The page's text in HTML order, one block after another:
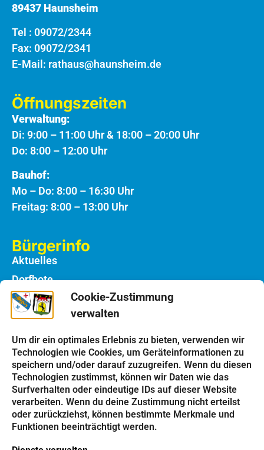
Cookie-Zustimmung
verwalten
Um dir ein optimales Erlebnis zu bieten, verwenden wir
Technologien wie Cookies, um Geräteinformationen zu
speichern und/oder darauf zuzugreifen. Wenn du diesen
Technologien zustimmst, können wir Daten wie das
Surfverhalten oder eindeutige IDs auf dieser Website
verarbeiten. Wenn du deine Zustimmung nicht erteilst
oder zurückziehst, können bestimmte Merkmale und
Funktionen beeinträchtigt werden.
89437 Haunsheim
Tel : 09072/2344
Fax: 09072/2341
E-Mail: rathaus@haunsheim.de
Öffnungszeiten
Verwaltung:
Di: 9:00 – 11:00 Uhr & 18:00 – 20:00 Uhr
Do: 8:00 – 12:00 Uhr
Bauhof:
Mo – Do: 8:00 – 16:30 Uhr
Freitag: 8:00 – 13:00 Uhr
Bürgerinfo
Aktuelles
Dorfbote
Rathaus
Notdienste
Bauhof
Einrichtungen
Kindergarten
Schulen
Kirchen
Vereine